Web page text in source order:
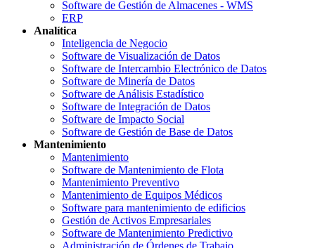
Software de Gestión de Almacenes - WMS
ERP
Analítica
Inteligencia de Negocio
Software de Visualización de Datos
Software de Intercambio Electrónico de Datos
Software de Minería de Datos
Software de Análisis Estadístico
Software de Integración de Datos
Software de Impacto Social
Software de Gestión de Base de Datos
Mantenimiento
Mantenimiento
Software de Mantenimiento de Flota
Mantenimiento Preventivo
Mantenimiento de Equipos Médicos
Software para mantenimiento de edificios
Gestión de Activos Empresariales
Software de Mantenimiento Predictivo
Administración de Órdenes de Trabajo